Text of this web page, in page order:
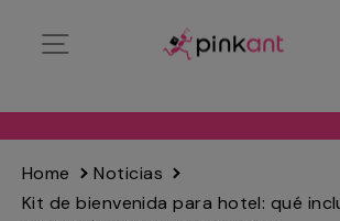
directamente
Home
Noticias
Kit de bienvenida para hotel: qué